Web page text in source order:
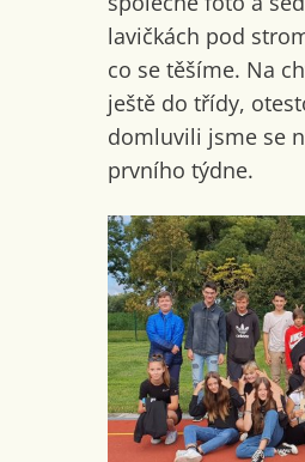
lavičkách pod
co se těšíme. Na
ještě do třídy,
domluvili jsme se
prvního týdne.